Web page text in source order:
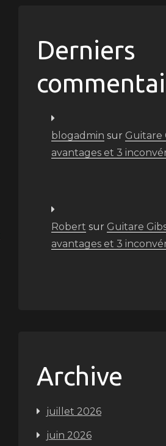
Derniers
blogadmin sur Guitare
avantages et 3
Robert sur Guitare
avantages et 3
Archive
juillet 2026
juin 2026